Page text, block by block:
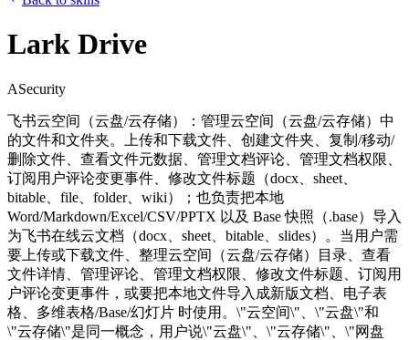
Lark Drive
ASecurity
飞书云空间（云盘/云存储）：管理云空间（云盘/云存储）中
的文件和文件夹。上传和下载文件、创建文件夹、复制/移动/
删除文件、查看文件元数据、管理文档评论、管理文档权限、
订阅用户评论变更事件、修改文件标题（docx、sheet、
bitable、file、folder、wiki）；也负责把本地
Word/Markdown/Excel/CSV/PPTX 以及 Base 快照（.base）导入
为飞书在线云文档（docx、sheet、bitable、slides）。当用户需
要上传或下载文件、整理云空间（云盘/云存储）目录、查看
文件详情、管理评论、管理文档权限、修改文件标题、订阅用
户评论变更事件，或要把本地文件导入成新版文档、电子表
格、多维表格/Base/幻灯片 时使用。\"云空间\"、\"云盘\"和
\"云存储\"是同一概念，用户说\"云盘\"、\"云存储\"、\"网盘